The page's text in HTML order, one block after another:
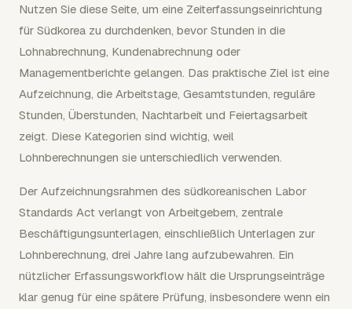
Nutzen Sie diese Seite, um eine Zeiterfassungseinrichtung
für Südkorea zu durchdenken, bevor Stunden in die
Lohnabrechnung, Kundenabrechnung oder
Managementberichte gelangen. Das praktische Ziel ist eine
Aufzeichnung, die Arbeitstage, Gesamtstunden, reguläre
Stunden, Überstunden, Nachtarbeit und Feiertagsarbeit
zeigt. Diese Kategorien sind wichtig, weil
Lohnberechnungen sie unterschiedlich verwenden.
Der Aufzeichnungsrahmen des südkoreanischen Labor
Standards Act verlangt von Arbeitgebern, zentrale
Beschäftigungsunterlagen, einschließlich Unterlagen zur
Lohnberechnung, drei Jahre lang aufzubewahren. Ein
nützlicher Erfassungsworkflow hält die Ursprungseinträge
klar genug für eine spätere Prüfung, insbesondere wenn ein